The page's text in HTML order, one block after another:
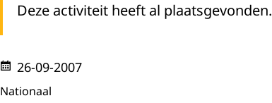
Deze activiteit heeft al plaatsgevonden.
26-09-2007
Nationaal